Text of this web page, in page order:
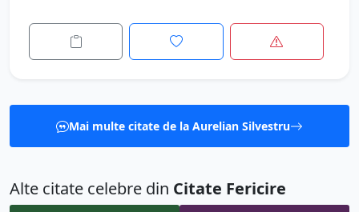
Mai multe citate de la Aurelian Silvestru
Alte citate celebre din Citate Fericire